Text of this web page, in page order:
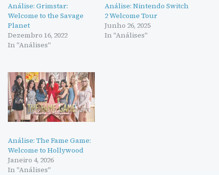
Análise: Grimstar:
Welcome to the Savage
Planet
Dezembro 16, 2022
In "Análises"
Análise: Nintendo Switch
2 Welcome Tour
Junho 26, 2025
In "Análises"
Análise: The Fame Game:
Welcome to Hollywood
Janeiro 4, 2026
In "Análises"